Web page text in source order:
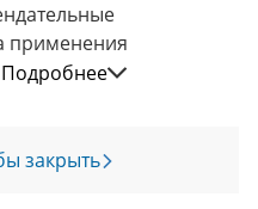
применения
Подробнее
закрыть
мне